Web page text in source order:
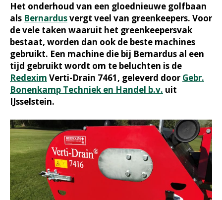
Het onderhoud van een gloednieuwe golfbaan
als Bernardusvergt veel van greenkeepers. Voor
de vele taken waaruit het greenkeepersvak
bestaat, worden dan ook de beste machines
gebruikt. Een machine die bij Bernardus al een
tijd gebruikt wordt om te beluchten is de
Redexim Verti-Drain 7461, geleverd door Gebr.
Bonenkamp Techniek en Handel b.v. uit
IJsselstein.